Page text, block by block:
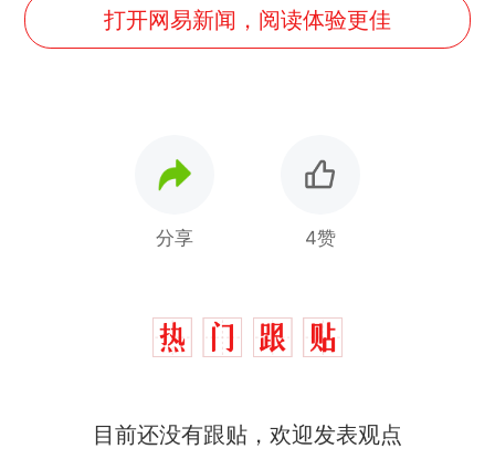
打开网易新闻，阅读体验更佳
分享 4赞
目前还没有跟贴，欢迎发表观点